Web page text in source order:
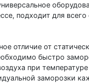
подходит для
отличие от
быстро
при
заморозки